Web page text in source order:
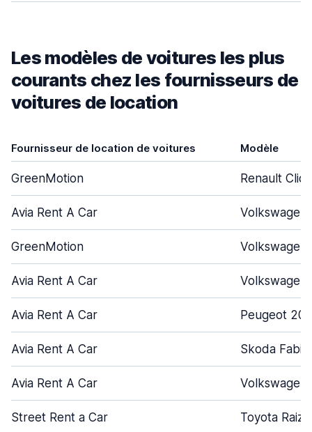
Les modèles de voitures les plus
courants chez les fournisseurs de
voitures de location
Fournisseur de location de voitures Modèle
GreenMotion Renault Clio
Avia Rent A Car Volkswagen
GreenMotion Volkswagen
Avia Rent A Car Volkswagen
Avia Rent A Car Peugeot
Avia Rent A Car Skoda Fabia
Avia Rent A Car Volkswagen
Street Rent a Car Toyota Raize